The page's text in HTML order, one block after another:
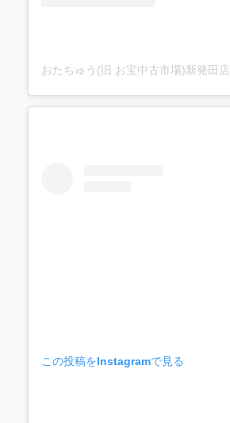
おたちゅう(旧 お宝中古市場)新発田店
この投稿をInstagramで見る